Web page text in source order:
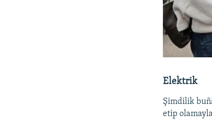
Elektrik
Şimdilik
etip